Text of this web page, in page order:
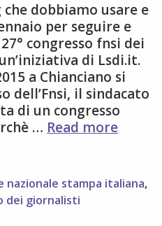
dobbiamo usare e
per seguire e
congresso fnsi dei
di Lsdi.it.
a Chianciano si
dell’Fnsi, il sindacato
di un congresso
… Read more
27°
nazionale stampa italiana,
dei giornalisti